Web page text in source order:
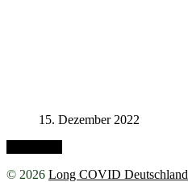
15. Dezember 2022
© 2026 Long COVID Deutschland